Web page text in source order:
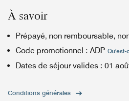
À savoir
Prépayé, non remboursable,
Code promotionnel : ADP Qu'est-
Dates de séjour valides : 01
Conditions générales